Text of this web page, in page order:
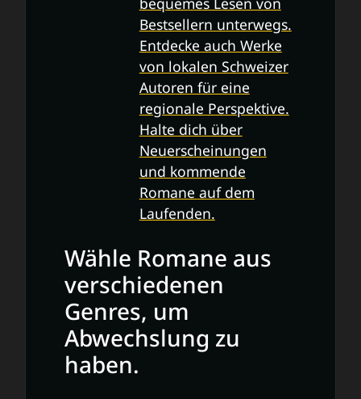
Bestsellern unterwegs.
Entdecke auch Werke
von lokalen Schweizer
Autoren für eine
regionale Perspektive.
Halte dich über
Neuerscheinungen
und kommende
Romane auf dem
Laufenden.
Wähle Romane aus
verschiedenen
Genres, um
Abwechslung zu
haben.